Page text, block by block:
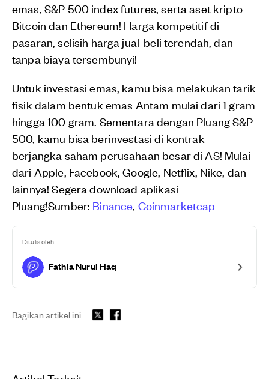
emas, S&P 500 index futures, serta aset kripto
Bitcoin dan Ethereum! Harga kompetitif di
pasaran, selisih harga jual-beli terendah, dan
tanpa biaya tersembunyi!
Untuk investasi emas, kamu bisa melakukan tarik
fisik dalam bentuk emas Antam mulai dari 1 gram
hingga 100 gram. Sementara dengan Pluang S&P
500, kamu bisa berinvestasi di kontrak
berjangka saham perusahaan besar di AS! Mulai
dari Apple, Facebook, Google, Netflix, Nike, dan
lainnya! Segera download aplikasi
Pluang!Sumber: Binance, Coinmarketcap
Ditulis oleh
Fathia Nurul Haq
Bagikan artikel ini